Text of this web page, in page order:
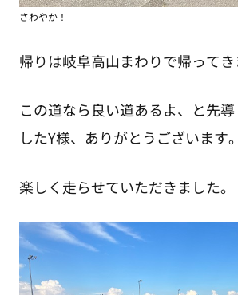
さわやか！
帰りは岐阜高山まわりで帰ってき
この道なら良い道あるよ、と先
したY様、ありがとうございます。
楽しく走らせていただきました。